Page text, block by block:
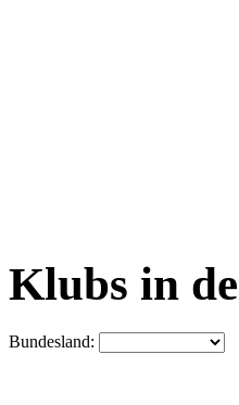
Klubs in
Bundesland: